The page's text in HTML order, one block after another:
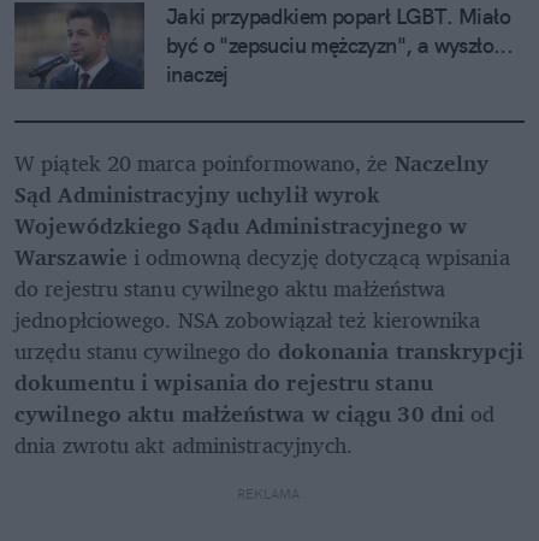
Jaki przypadkiem poparł LGBT. Miało
być o "zepsuciu mężczyzn", a wyszło...
inaczej
W piątek 20 marca poinformowano, że Naczelny
Sąd Administracyjny uchylił wyrok
Wojewódzkiego Sądu Administracyjnego w
Warszawie i odmowną decyzję dotyczącą wpisania
do rejestru stanu cywilnego aktu małżeństwa
jednopłciowego. NSA zobowiązał też kierownika
urzędu stanu cywilnego do dokonania transkrypcji
dokumentu i wpisania do rejestru stanu
cywilnego aktu małżeństwa w ciągu 30 dni od
dnia zwrotu akt administracyjnych.
REKLAMA